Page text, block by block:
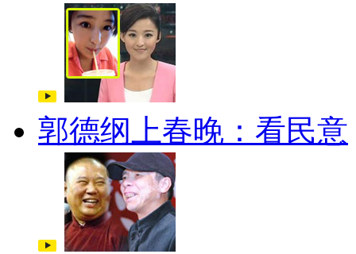
郭德纲上春晚：看民意